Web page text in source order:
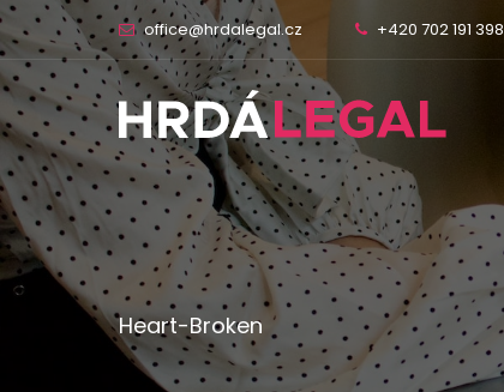
office@hrdalegal.cz +420 702 191 398
Heart-Broken